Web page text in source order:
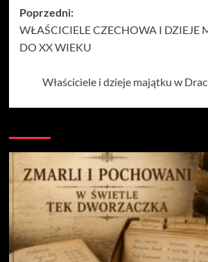
Zobacz
wpisy
Poprzedni:
WŁAŚCICIELE CZECHOWA I DZIEJE
DO XX WIEKU
Właściciele i dzieje majątku w